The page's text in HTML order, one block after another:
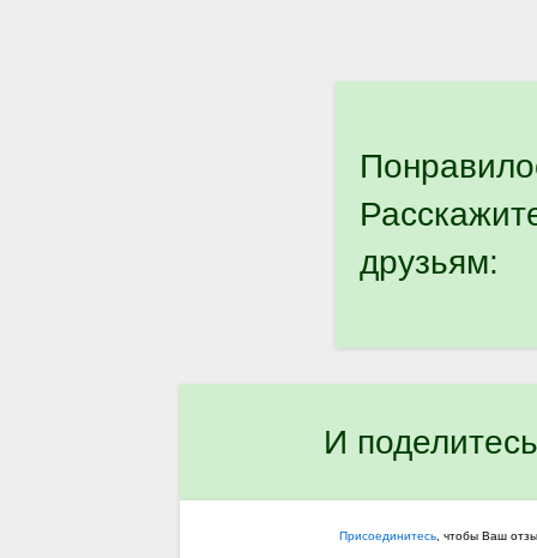
друзьям:
И
Присоединитесь , чтобы Ваш